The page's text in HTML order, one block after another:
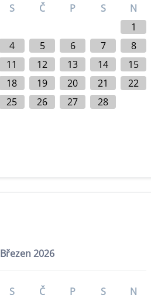
S Č P S
N
1
4 5 6 7
8
11 12 13 14
15
18 19 20 21
22
25 26 27 28
Březen 2026
S Č P S
N